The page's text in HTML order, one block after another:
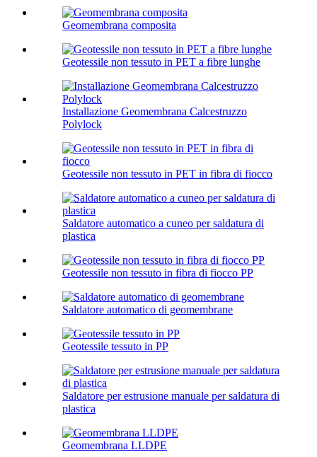
Geomembrana composita
Geotessile non tessuto in PET a fibre lunghe
Installazione Geomembrana Calcestruzzo
Polylock
Geotessile non tessuto in PET in fibra di fiocco
Saldatore automatico a cuneo per saldatura di
plastica
Geotessile non tessuto in fibra di fiocco PP
Saldatore automatico di geomembrane
Geotessile tessuto in PP
Saldatore per estrusione manuale per saldatura di
plastica
Geomembrana LLDPE